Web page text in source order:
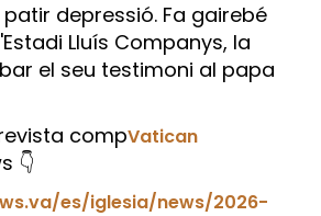
depressió. Fa gairebé
Lluís Companys, la
el seu testimoni al papa
compVatican
👇
es/iglesia/news/2026-